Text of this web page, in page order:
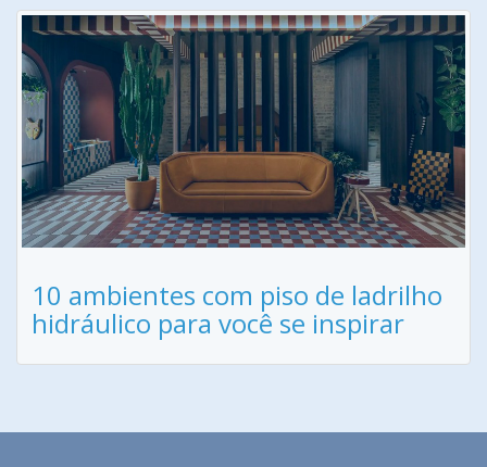
10 ambientes com piso de ladrilho
hidráulico para você se inspirar